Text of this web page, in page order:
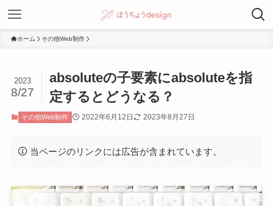
ホーム その他Web制作
absoluteの子要素にabsoluteを指
定するとどうなる？
2023
8/27
その他Web制作 2022年6月12日 2023年8月27日
当ページのリンクには広告が含まれています。